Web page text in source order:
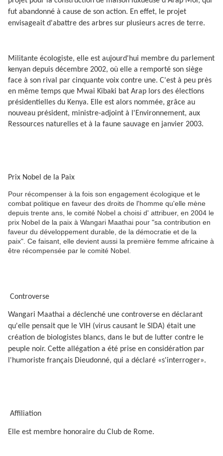
fut abandonné à cause de son action. En effet, le projet
envisageait d'abattre des arbres sur plusieurs acres de terre.
Militante écologiste, elle est aujourd'hui membre du parlement
kenyan depuis décembre 2002, où elle a remporté son siège
face à son rival par cinquante voix contre une. C'est à peu près
en même temps que Mwai Kibaki bat Arap lors des élections
présidentielles du Kenya. Elle est alors nommée, grâce au
nouveau président, ministre-adjoint à l'Environnement, aux
Ressources naturelles et à la faune sauvage en janvier 2003.
Prix Nobel de la Paix
Pour récompenser à la fois son engagement écologique et le
combat politique en faveur des droits de l'homme qu'elle mène
depuis trente ans, le comité Nobel a choisi d' attribuer, en 2004 le
prix Nobel de la paix à Wangari Maathai pour "sa contribution en
faveur du développement durable, de la démocratie et de la
paix". Ce faisant, elle devient aussi la première femme africaine à
être récompensée par le comité Nobel.
Controverse
Wangari Maathai a déclenché une controverse en déclarant
qu'elle pensait que le VIH (virus causant le SIDA) était une
création de biologistes blancs, dans le but de lutter contre le
peuple noir. Cette allégation a été prise en considération par
l'humoriste français Dieudonné, qui a déclaré «s'interroger».
Affiliation
Elle est membre honoraire du Club de Rome.